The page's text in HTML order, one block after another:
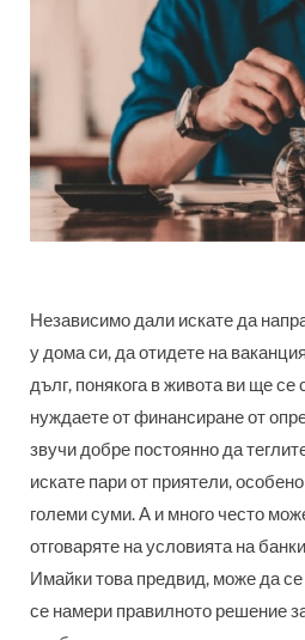
Независимо дали искате да
у дома си, да отидете на
дълг, понякога в живота ви ще се
нуждаете от финансиране от
звучи добре постоянно да
искате пари от приятели,
големи суми. А и много често
отговаряте на условията на
Имайки това предвид, може да
се намери правилното решение